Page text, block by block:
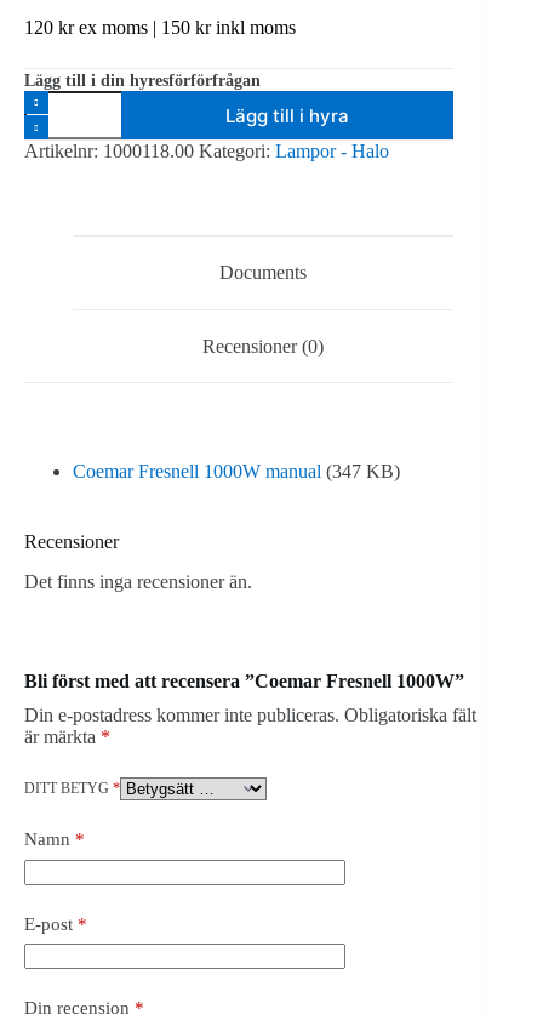
120 krex moms | 150 krinkl moms
Lägg till i din hyresförförfrågan
Coemar
Fresnell
1000W
mängd
Lägg till i hyra
Artikelnr: 1000118.00 Kategori: Lampor - Halo
Documents
Recensioner (0)
Coemar Fresnell 1000W manual (347 KB)
Recensioner
Det finns inga recensioner än.
Bli först med att recensera ”Coemar Fresnell 1000W”
Din e-postadress kommer inte publiceras. Obligatoriska fält
är märkta *
DITT BETYG *
Namn *
E-post *
Din recension *